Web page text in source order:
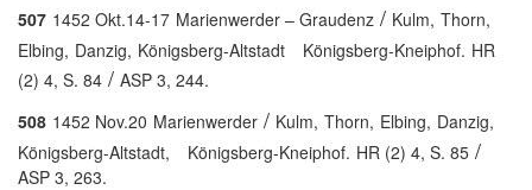
507 1452 Okt.14-17 Marienwerder – Graudenz / Kulm, Thorn,
Elbing, Danzig, Königsberg-Altstadt Königsberg-Kneiphof. HR
(2) 4, S. 84 / ASP 3, 244.
508 1452 Nov.20 Marienwerder / Kulm, Thorn, Elbing, Danzig,
Königsberg-Altstadt,
Königsberg-Kneiphof. HR (2) 4, S. 85 /
ASP 3, 263.